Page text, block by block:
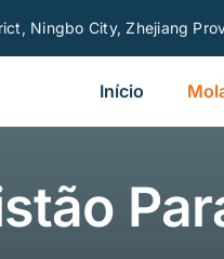
Ningbo City, Zhejiang
Início